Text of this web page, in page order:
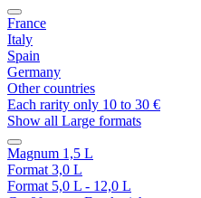
France
Italy
Spain
Germany
Other countries
Each rarity only 10 to 30 €
Show all Large formats
Magnum 1,5 L
Format 3,0 L
Format 5,0 L - 12,0 L